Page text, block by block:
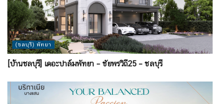
(ชลบุรี) พัทยา
[บ้านชลบุรี] เดอะปาล์มพัทยา – ชัยพรวิถี25 – ชลบุรี